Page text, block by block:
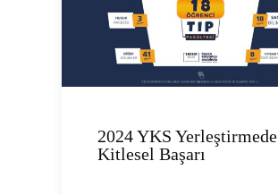
2024 YKS Yerleştirmede
Kitlesel Başarı